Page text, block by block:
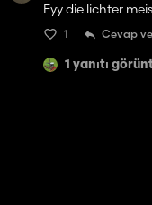
Eyy die lichter
1 Cevap
1 yanıtı